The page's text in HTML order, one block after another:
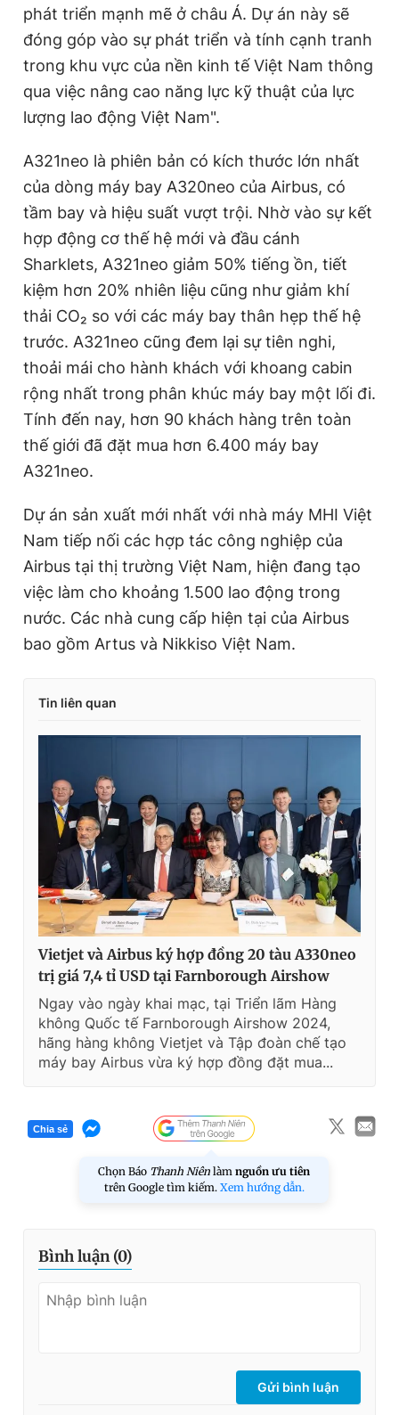
phát triển mạnh mẽ ở châu Á. Dự án này sẽ
đóng góp vào sự phát triển và tính cạnh tranh
trong khu vực của nền kinh tế Việt Nam thông
qua việc nâng cao năng lực kỹ thuật của lực
lượng lao động Việt Nam".
A321neo là phiên bản có kích thước lớn nhất
của dòng máy bay A320neo của Airbus, có
tầm bay và hiệu suất vượt trội. Nhờ vào sự kết
hợp động cơ thế hệ mới và đầu cánh
Sharklets, A321neo giảm 50% tiếng ồn, tiết
kiệm hơn 20% nhiên liệu cũng như giảm khí
thải CO₂ so với các máy bay thân hẹp thế hệ
trước. A321neo cũng đem lại sự tiên nghi,
thoải mái cho hành khách với khoang cabin
rộng nhất trong phân khúc máy bay một lối đi.
Tính đến nay, hơn 90 khách hàng trên toàn
thế giới đã đặt mua hơn 6.400 máy bay
A321neo.
Dự án sản xuất mới nhất với nhà máy MHI Việt
Nam tiếp nối các hợp tác công nghiệp của
Airbus tại thị trường Việt Nam, hiện đang tạo
việc làm cho khoảng 1.500 lao động trong
nước. Các nhà cung cấp hiện tại của Airbus
bao gồm Artus và Nikkiso Việt Nam.
Tin liên quan
Vietjet và Airbus ký hợp đồng 20 tàu A330neo
trị giá 7,4 tỉ USD tại Farnborough Airshow
Ngay vào ngày khai mạc, tại Triển lãm Hàng
không Quốc tế Farnborough Airshow 2024,
hãng hàng không Vietjet và Tập đoàn chế tạo
máy bay Airbus vừa ký hợp đồng đặt mua...
Chia sẻ
Chọn Báo Thanh Niên làm nguồn ưu tiên
trên Google tìm kiếm. Xem hướng dẫn.
Bình luận (0)
Gửi bình luận